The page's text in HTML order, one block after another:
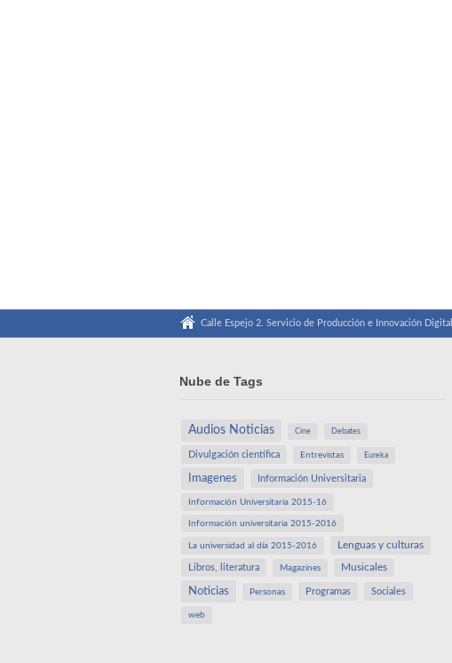
Calle Espejo 2. Servicio de Producción e Innovación Digital.
Nube de Tags
Audios Noticias Cine Debates
Divulgación científica Entrevistas Eureka
Imagenes Información Universitaria
Información Universitaria 2015-16
Información universitaria 2015-2016
La universidad al día 2015-2016 Lenguas y culturas
Libros, literatura Magazines Musicales
Noticias Personas Programas Sociales
web